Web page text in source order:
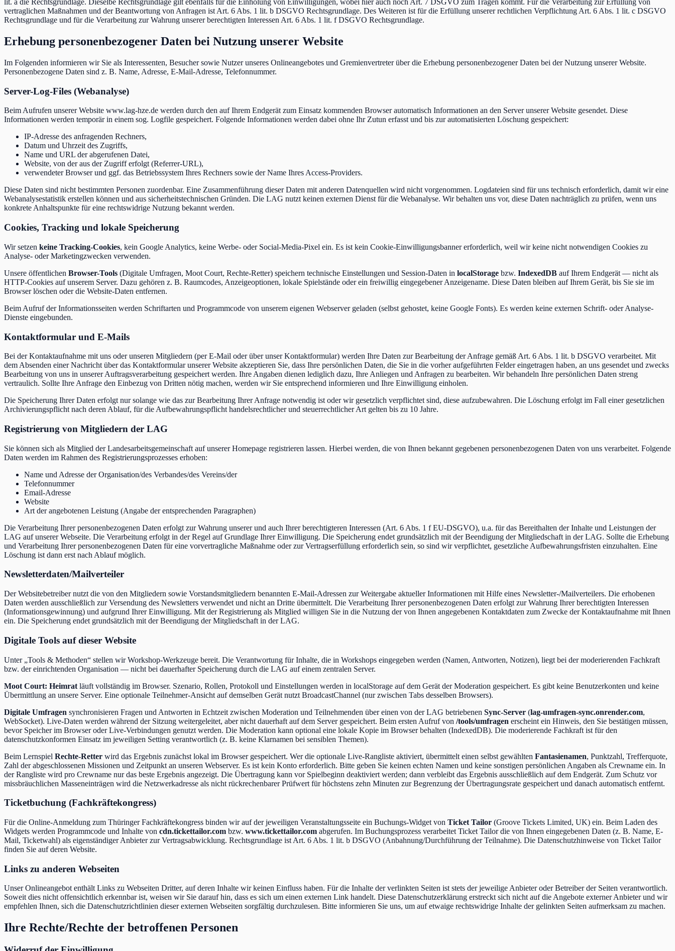
lit. a die Rechtsgrundlage. Dieselbe Rechtsgrundlage gilt ebenfalls für die Einholung von Einwilligungen, wobei hier auch noch Art. 7 DSGVO zum Tragen kommt. Für die Verarbeitung zur Erfüllung von
vertraglichen Maßnahmen und der Beantwortung von Anfragen ist Art. 6 Abs. 1 lit. b DSGVO Rechtsgrundlage. Des Weiteren ist für die Erfüllung unserer rechtlichen Verpflichtung Art. 6 Abs. 1 lit. c DSGVO
Rechtsgrundlage und für die Verarbeitung zur Wahrung unserer berechtigten Interessen Art. 6 Abs. 1 lit. f DSGVO Rechtsgrundlage.
Erhebung personenbezogener Daten bei Nutzung unserer Website
Im Folgenden informieren wir Sie als Interessenten, Besucher sowie Nutzer unseres Onlineangebotes und Gremienvertreter über die Erhebung personenbezogener Daten bei der Nutzung unserer Website.
Personenbezogene Daten sind z. B. Name, Adresse, E-Mail-Adresse, Telefonnummer.
Server-Log-Files (Webanalyse)
Beim Aufrufen unserer Website www.lag-hze.de werden durch den auf Ihrem Endgerät zum Einsatz kommenden Browser automatisch Informationen an den Server unserer Website gesendet. Diese
Informationen werden temporär in einem sog. Logfile gespeichert. Folgende Informationen werden dabei ohne Ihr Zutun erfasst und bis zur automatisierten Löschung gespeichert:
IP-Adresse des anfragenden Rechners,
Datum und Uhrzeit des Zugriffs,
Name und URL der abgerufenen Datei,
Website, von der aus der Zugriff erfolgt (Referrer-URL),
verwendeter Browser und ggf. das Betriebssystem Ihres Rechners sowie der Name Ihres Access-Providers.
Diese Daten sind nicht bestimmten Personen zuordenbar. Eine Zusammenführung dieser Daten mit anderen Datenquellen wird nicht vorgenommen. Logdateien sind für uns technisch erforderlich, damit wir eine
Webanalysestatistik erstellen können und aus sicherheitstechnischen Gründen. Die LAG nutzt keinen externen Dienst für die Webanalyse. Wir behalten uns vor, diese Daten nachträglich zu prüfen, wenn uns
konkrete Anhaltspunkte für eine rechtswidrige Nutzung bekannt werden.
Cookies, Tracking und lokale Speicherung
Wir setzen keine Tracking-Cookies, kein Google Analytics, keine Werbe- oder Social-Media-Pixel ein. Es ist kein Cookie-Einwilligungsbanner erforderlich, weil wir keine nicht notwendigen Cookies zu
Analyse- oder Marketingzwecken verwenden.
Unsere öffentlichen Browser-Tools (Digitale Umfragen, Moot Court, Rechte-Retter) speichern technische Einstellungen und Session-Daten in localStorage bzw. IndexedDB auf Ihrem Endgerät — nicht als
HTTP-Cookies auf unserem Server. Dazu gehören z. B. Raumcodes, Anzeigeoptionen, lokale Spielstände oder ein freiwillig eingegebener Anzeigename. Diese Daten bleiben auf Ihrem Gerät, bis Sie sie im
Browser löschen oder die Website-Daten entfernen.
Beim Aufruf der Informationsseiten werden Schriftarten und Programmcode von unserem eigenen Webserver geladen (selbst gehostet, keine Google Fonts). Es werden keine externen Schrift- oder Analyse-
Dienste eingebunden.
Kontaktformular und E-Mails
Bei der Kontaktaufnahme mit uns oder unseren Mitgliedern (per E-Mail oder über unser Kontaktformular) werden Ihre Daten zur Bearbeitung der Anfrage gemäß Art. 6 Abs. 1 lit. b DSGVO verarbeitet. Mit
dem Absenden einer Nachricht über das Kontaktformular unserer Website akzeptieren Sie, dass Ihre persönlichen Daten, die Sie in die vorher aufgeführten Felder eingetragen haben, an uns gesendet und zwecks
Bearbeitung von uns in unserer Auftragsverarbeitung gespeichert werden. Ihre Angaben dienen lediglich dazu, Ihre Anliegen und Anfragen zu bearbeiten. Wir behandeln Ihre persönlichen Daten streng
vertraulich. Sollte Ihre Anfrage den Einbezug von Dritten nötig machen, werden wir Sie entsprechend informieren und Ihre Einwilligung einholen.
Die Speicherung Ihrer Daten erfolgt nur solange wie das zur Bearbeitung Ihrer Anfrage notwendig ist oder wir gesetzlich verpflichtet sind, diese aufzubewahren. Die Löschung erfolgt im Fall einer gesetzlichen
Archivierungspflicht nach deren Ablauf, für die Aufbewahrungspflicht handelsrechtlicher und steuerrechtlicher Art gelten bis zu 10 Jahre.
Registrierung von Mitgliedern der LAG
Sie können sich als Mitglied der Landesarbeitsgemeinschaft auf unserer Homepage registrieren lassen. Hierbei werden, die von Ihnen bekannt gegebenen personenbezogenen Daten von uns verarbeitet. Folgende
Daten werden im Rahmen des Registrierungsprozesses erhoben:
Name und Adresse der Organisation/des Verbandes/des Vereins/der
Telefonnummer
Email-Adresse
Website
Art der angebotenen Leistung (Angabe der entsprechenden Paragraphen)
Die Verarbeitung Ihrer personenbezogenen Daten erfolgt zur Wahrung unserer und auch Ihrer berechtigteren Interessen (Art. 6 Abs. 1 f EU-DSGVO), u.a. für das Bereithalten der Inhalte und Leistungen der
LAG auf unserer Webseite. Die Verarbeitung erfolgt in der Regel auf Grundlage Ihrer Einwilligung. Die Speicherung endet grundsätzlich mit der Beendigung der Mitgliedschaft in der LAG. Sollte die Erhebung
und Verarbeitung Ihrer personenbezogenen Daten für eine vorvertragliche Maßnahme oder zur Vertragserfüllung erforderlich sein, so sind wir verpflichtet, gesetzliche Aufbewahrungsfristen einzuhalten. Eine
Löschung ist dann erst nach Ablauf möglich.
Newsletterdaten/Mailverteiler
Der Websitebetreiber nutzt die von den Mitgliedern sowie Vorstandsmitgliedern benannten E-Mail-Adressen zur Weitergabe aktueller Informationen mit Hilfe eines Newsletter-/Mailverteilers. Die erhobenen
Daten werden ausschließlich zur Versendung des Newsletters verwendet und nicht an Dritte übermittelt. Die Verarbeitung Ihrer personenbezogenen Daten erfolgt zur Wahrung Ihrer berechtigten Interessen
(Informationsgewinnung) und aufgrund Ihrer Einwilligung. Mit der Registrierung als Mitglied willigen Sie in die Nutzung der von Ihnen angegebenen Kontaktdaten zum Zwecke der Kontaktaufnahme mit Ihnen
ein. Die Speicherung endet grundsätzlich mit der Beendigung der Mitgliedschaft in der LAG.
Digitale Tools auf dieser Website
Unter „Tools & Methoden“ stellen wir Workshop-Werkzeuge bereit. Die Verantwortung für Inhalte, die in Workshops eingegeben werden (Namen, Antworten, Notizen), liegt bei der moderierenden Fachkraft
bzw. der einrichtenden Organisation — nicht bei dauerhafter Speicherung durch die LAG auf einem zentralen Server.
Moot Court: Heimrat läuft vollständig im Browser. Szenario, Rollen, Protokoll und Einstellungen werden in localStorage auf dem Gerät der Moderation gespeichert. Es gibt keine Benutzerkonten und keine
Übermittlung an unsere Server. Eine optionale Teilnehmer-Ansicht auf demselben Gerät nutzt BroadcastChannel (nur zwischen Tabs desselben Browsers).
Digitale Umfragen synchronisieren Fragen und Antworten in Echtzeit zwischen Moderation und Teilnehmenden über einen von der LAG betriebenen Sync-Server (lag-umfragen-sync.onrender.com,
WebSocket). Live-Daten werden während der Sitzung weitergeleitet, aber nicht dauerhaft auf dem Server gespeichert. Beim ersten Aufruf von /tools/umfragen erscheint ein Hinweis, den Sie bestätigen müssen,
bevor Speicher im Browser oder Live-Verbindungen genutzt werden. Die Moderation kann optional eine lokale Kopie im Browser behalten (IndexedDB). Die moderierende Fachkraft ist für den
datenschutzkonformen Einsatz im jeweiligen Setting verantwortlich (z. B. keine Klarnamen bei sensiblen Themen).
Beim Lernspiel Rechte-Retter wird das Ergebnis zunächst lokal im Browser gespeichert. Wer die optionale Live-Rangliste aktiviert, übermittelt einen selbst gewählten Fantasienamen, Punktzahl, Trefferquote,
Zahl der abgeschlossenen Missionen und Zeitpunkt an unseren Webserver. Es ist kein Konto erforderlich. Bitte geben Sie keinen echten Namen und keine sonstigen persönlichen Angaben als Crewname ein. In
der Rangliste wird pro Crewname nur das beste Ergebnis angezeigt. Die Übertragung kann vor Spielbeginn deaktiviert werden; dann verbleibt das Ergebnis ausschließlich auf dem Endgerät. Zum Schutz vor
missbräuchlichen Masseneinträgen wird die Netzwerkadresse als nicht rückrechenbarer Prüfwert für höchstens zehn Minuten zur Begrenzung der Übertragungsrate gespeichert und danach automatisch entfernt.
Ticketbuchung (Fachkräftekongress)
Für die Online-Anmeldung zum Thüringer Fachkräftekongress binden wir auf der jeweiligen Veranstaltungsseite ein Buchungs-Widget von Ticket Tailor (Groove Tickets Limited, UK) ein. Beim Laden des
Widgets werden Programmcode und Inhalte von cdn.tickettailor.com bzw. www.tickettailor.com abgerufen. Im Buchungsprozess verarbeitet Ticket Tailor die von Ihnen eingegebenen Daten (z. B. Name, E-
Mail, Ticketwahl) als eigenständiger Anbieter zur Vertragsabwicklung. Rechtsgrundlage ist Art. 6 Abs. 1 lit. b DSGVO (Anbahnung/Durchführung der Teilnahme). Die Datenschutzhinweise von Ticket Tailor
finden Sie auf deren Website.
Links zu anderen Webseiten
Unser Onlineangebot enthält Links zu Webseiten Dritter, auf deren Inhalte wir keinen Einfluss haben. Für die Inhalte der verlinkten Seiten ist stets der jeweilige Anbieter oder Betreiber der Seiten verantwortlich.
Soweit dies nicht offensichtlich erkennbar ist, weisen wir Sie darauf hin, dass es sich um einen externen Link handelt. Diese Datenschutzerklärung erstreckt sich nicht auf die Angebote externer Anbieter und wir
empfehlen Ihnen, sich die Datenschutzrichtlinien dieser externen Webseiten sorgfältig durchzulesen. Bitte informieren Sie uns, um auf etwaige rechtswidrige Inhalte der gelinkten Seiten aufmerksam zu machen.
Ihre Rechte/Rechte der betroffenen Personen